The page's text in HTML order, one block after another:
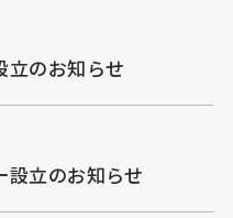
立のお知らせ
設立のお知らせ